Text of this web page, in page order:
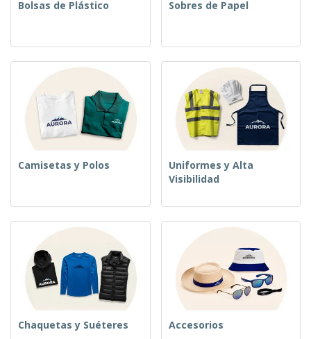
Bolsas de Plástico Sobres de Papel
Camisetas y Polos
Uniformes y Alta
Visibilidad
Chaquetas y Suéteres Accesorios